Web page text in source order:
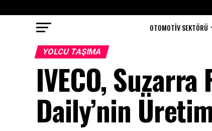
OTOMOTIV SEKTÖRÜ
YOLCU TAŞIMA
IVECO,
Daily’nin